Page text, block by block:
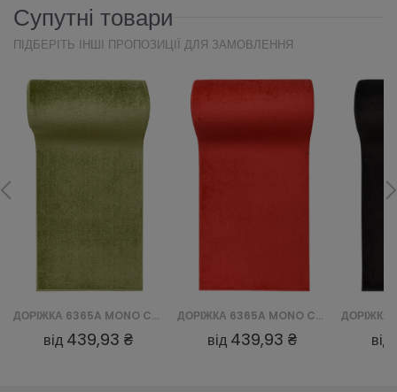
Супутні товари
ПІДБЕРІТЬ ІНШІ ПРОПОЗИЦІЇ ДЛЯ ЗАМОВЛЕННЯ
ДОРІЖКА 6365A MONO CHODNIK GNH - ZIELONY
від 439,93 ₴
ДОРІЖКА 6365A MONO CHODNIK GNH - CZERWONY
від 439,93 ₴ від